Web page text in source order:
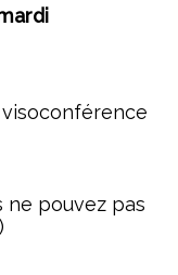
ne pouvez pas